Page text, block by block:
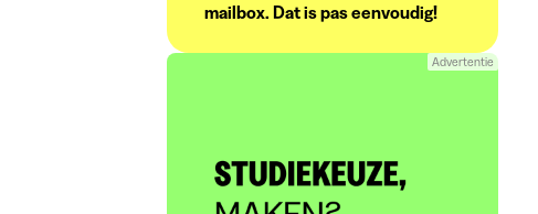
mailbox. Dat is pas eenvoudig!
Advertentie